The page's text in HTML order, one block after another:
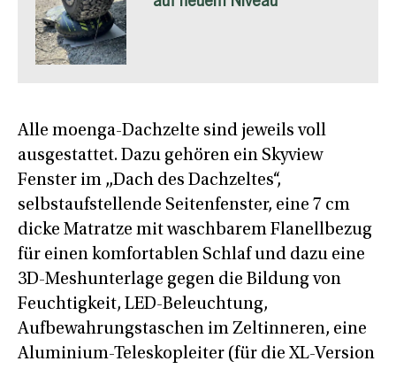
Alle moenga-Dachzelte sind jeweils voll
ausgestattet. Dazu gehören ein Skyview
Fenster im „Dach des Dachzeltes“,
selbstaufstellende Seitenfenster, eine 7 cm
dicke Matratze mit waschbarem Flanellbezug
für einen komfortablen Schlaf und dazu eine
3D-Meshunterlage gegen die Bildung von
Feuchtigkeit, LED-Beleuchtung,
Aufbewahrungstaschen im Zeltinneren, eine
Aluminium-Teleskopleiter (für die XL-Version